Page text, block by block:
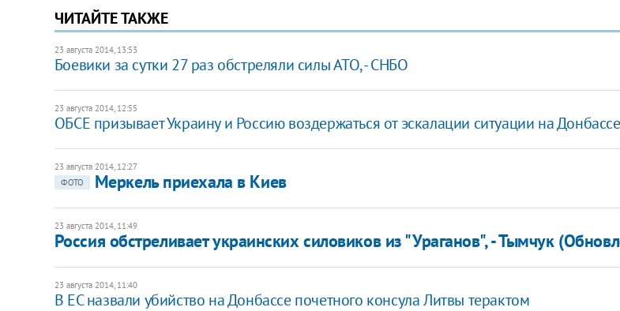
ЧИТАЙТЕ ТАКЖЕ
23 августа 2014, 13:53
Боевики за сутки 27 раз обстреляли силы АТО, - СНБО
23 августа 2014, 12:55
ОБСЕ призывает Украину и Россию воздержаться от эскалации ситуации на Донбассе
23 августа 2014, 12:27
ФОТО
Меркель приехала в Киев
23 августа 2014, 11:49
Россия обстреливает украинских силовиков из "Ураганов", - Тымчук
23 августа 2014, 11:40
В ЕС назвали убийство на Донбассе почетного консула Литвы терактом